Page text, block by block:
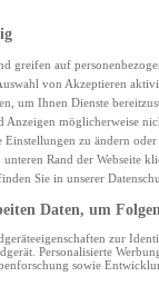
greifen auf
von Akzeptieren
um Ihnen Dienste
möglicherweise
zu ändern
Rand der Webseite
Sie in unserer
Daten, um
zur
Personalisierte
sowie